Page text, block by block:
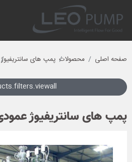
صفحه اصلی محصولات پمپ های سانتریفیوژ
پمپ های سانتریفیوژ